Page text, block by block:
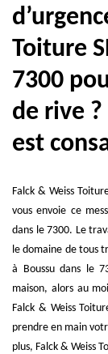
Toiture
7300
de rive
est
Falck & Weiss
vous envoie ce
dans le 7300. Le
le domaine de tous
à Boussu dans le
maison, alors au
Falck & Weiss
prendre en main
plus, Falck & Weiss